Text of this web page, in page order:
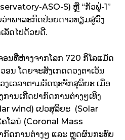
ASO-S) ຫຼື “ກັວຟູ່-1”
ວ່າພາລະກິດປ່ອຍດາວທຽມສູ່ວົງ
ລັດໄປດ້ວຍດີ.
ອນທີ່ຫ່າງຈາກໂລກ 720 ກິໂລແມັດ
ນ ໂດຍຈະສັງເກດດວງຕາເວັນ
ເວລາຕາມວັດຖະຈັກສຸລິຍະ ເມື່ອ
ານເກີດປາກົດການຕ່າງໆເທິງ
wind) ເປວສຸລິຍະ (Solar
ໂລນໍ (Coronal Mass
ກົດການຕ່າງໆ ແລະ ຫຼຸດຜົນກະທົບ